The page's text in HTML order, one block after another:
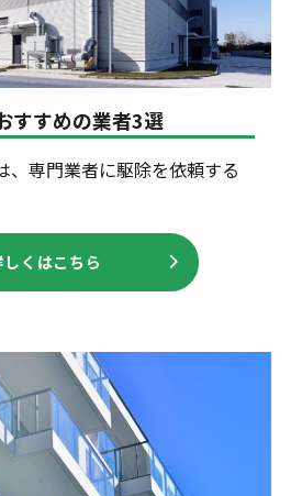
すすめの業者3選
、専門業者に駆除を依頼する
しくはこちら